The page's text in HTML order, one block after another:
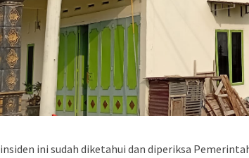
insiden ini sudah diketahui dan diperiksa